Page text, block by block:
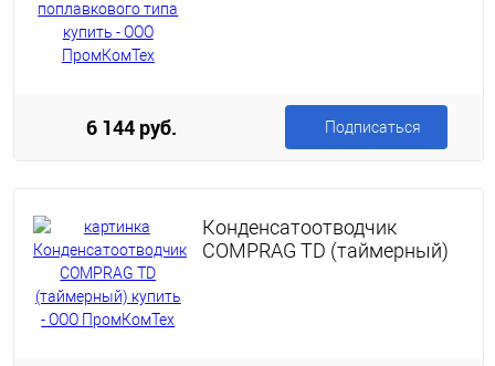
6 144 руб. Подписаться
Конденсатоотводчик
COMPRAG TD (таймерный)